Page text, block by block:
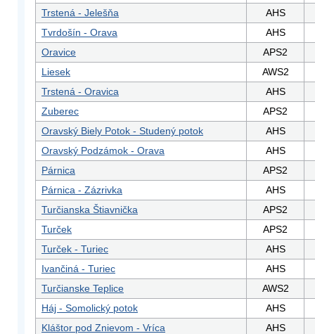
Trstená - Jelešňa
AHS
Tvrdošín - Orava
AHS
Oravice
APS2
Liesek
AWS2
Trstená - Oravica
AHS
Zuberec
APS2
Oravský Biely Potok - Studený potok
AHS
Oravský Podzámok - Orava
AHS
Párnica
APS2
Párnica - Zázrivka
AHS
Turčianska Štiavnička
APS2
Turček
APS2
Turček - Turiec
AHS
Ivančiná - Turiec
AHS
Turčianske Teplice
AWS2
Háj - Somolický potok
AHS
Kláštor pod Znievom - Vríca
AHS